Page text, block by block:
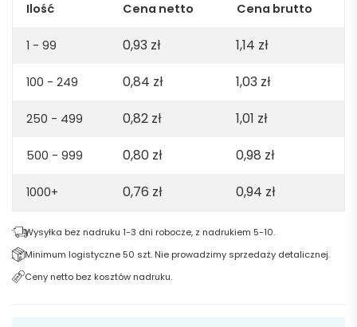
Ilość Cena netto Cena brutto
1 - 99 0,93 zł 1,14 zł
100 - 249 0,84 zł 1,03 zł
250 - 499 0,82 zł 1,01 zł
500 - 999 0,80 zł 0,98 zł
1000+ 0,76 zł 0,94 zł
Wysyłka bez nadruku 1-3 dni robocze, z nadrukiem 5-10.
Minimum logistyczne 50 szt. Nie prowadzimy sprzedaży detalicznej.
Ceny netto bez kosztów nadruku.